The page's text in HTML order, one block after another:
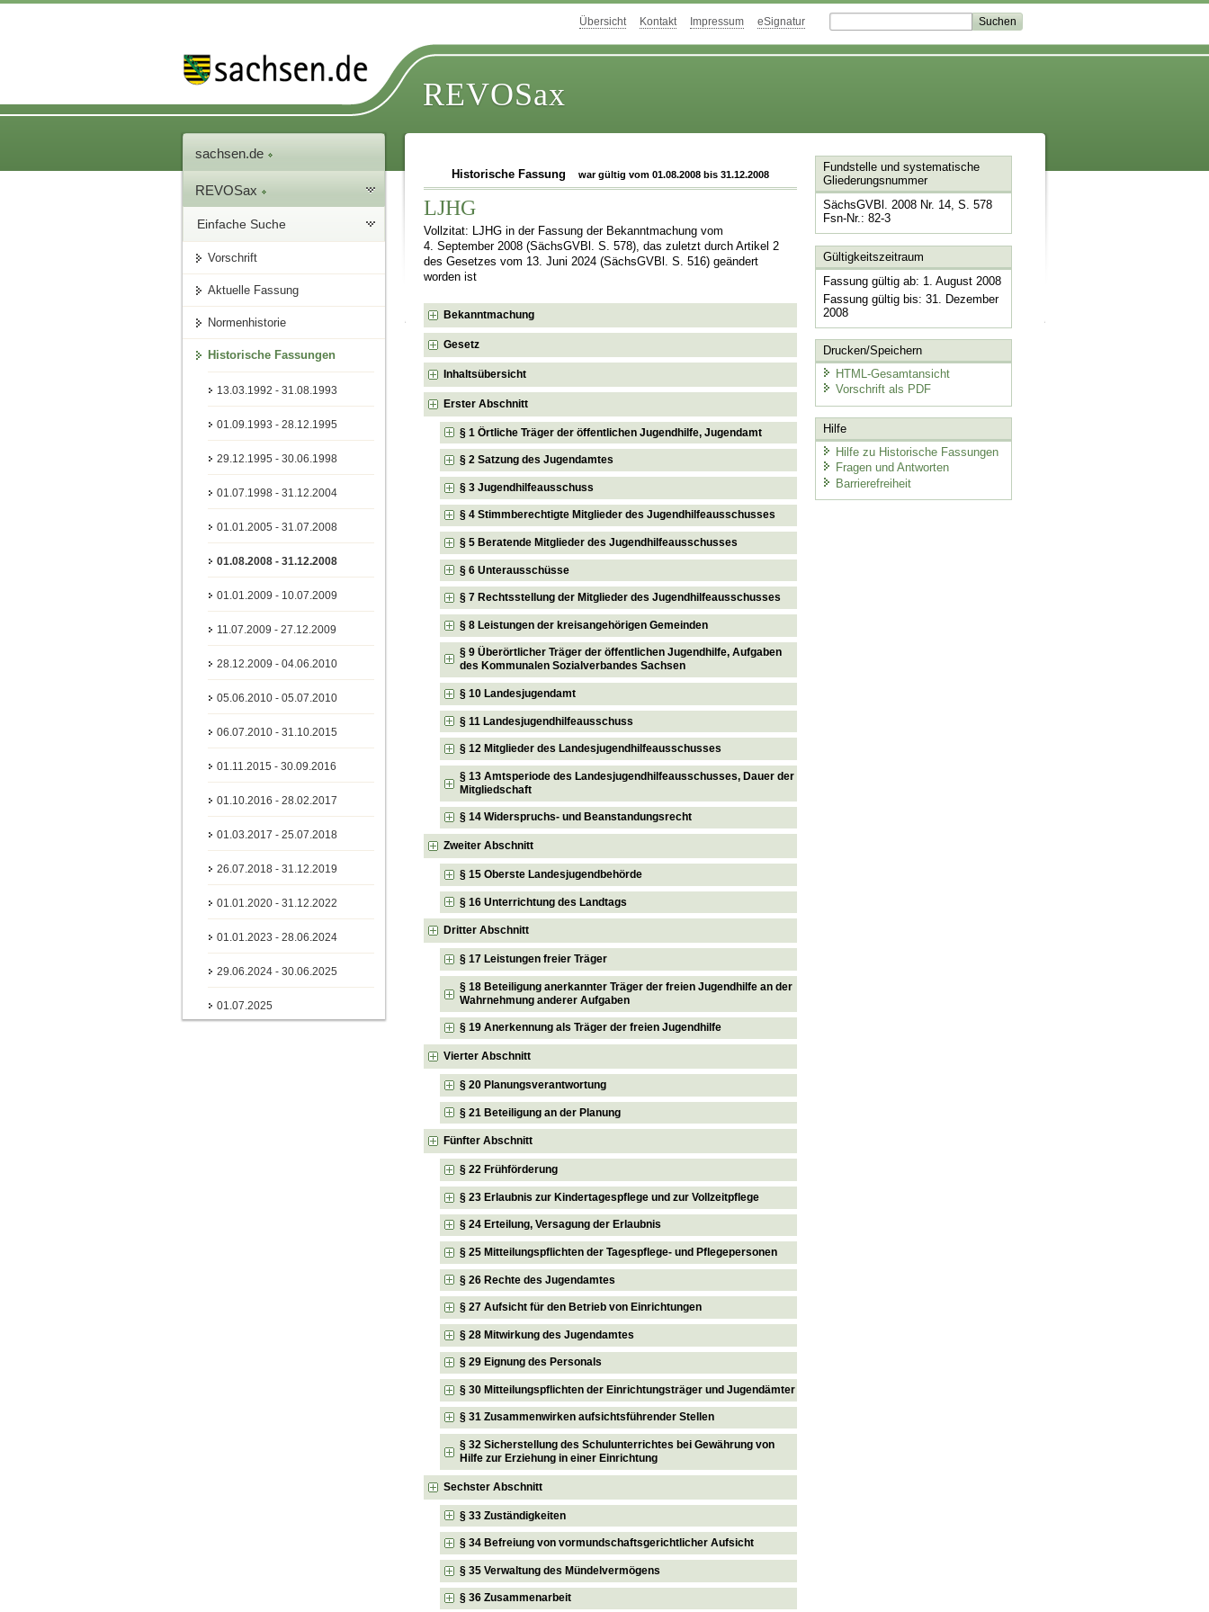
Übersicht Kontakt Impressum eSignatur
REVOSax
sachsen.de
REVOSax
Einfache Suche
Vorschrift
Aktuelle Fassung
Normenhistorie
Historische Fassungen
13.03.1992 - 31.08.1993
01.09.1993 - 28.12.1995
29.12.1995 - 30.06.1998
01.07.1998 - 31.12.2004
01.01.2005 - 31.07.2008
01.08.2008 - 31.12.2008
01.01.2009 - 10.07.2009
11.07.2009 - 27.12.2009
28.12.2009 - 04.06.2010
05.06.2010 - 05.07.2010
06.07.2010 - 31.10.2015
01.11.2015 - 30.09.2016
01.10.2016 - 28.02.2017
01.03.2017 - 25.07.2018
26.07.2018 - 31.12.2019
01.01.2020 - 31.12.2022
01.01.2023 - 28.06.2024
29.06.2024 - 30.06.2025
01.07.2025
Historische Fassung war gültig vom 01.08.2008 bis 31.12.2008
LJHG
Vollzitat: LJHG in der Fassung der Bekanntmachung vom
4. September 2008 (SächsGVBl. S. 578), das zuletzt durch Artikel 2
des Gesetzes vom 13. Juni 2024 (SächsGVBl. S. 516) geändert
worden ist
Bekanntmachung
Gesetz
Inhaltsübersicht
Erster Abschnitt
§ 1 Örtliche Träger der öffentlichen Jugendhilfe, Jugendamt
§ 2 Satzung des Jugendamtes
§ 3 Jugendhilfeausschuss
§ 4 Stimmberechtigte Mitglieder des Jugendhilfeausschusses
§ 5 Beratende Mitglieder des Jugendhilfeausschusses
§ 6 Unterausschüsse
§ 7 Rechtsstellung der Mitglieder des Jugendhilfeausschusses
§ 8 Leistungen der kreisangehörigen Gemeinden
§ 9 Überörtlicher Träger der öffentlichen Jugendhilfe, Aufgaben
des Kommunalen Sozialverbandes Sachsen
§ 10 Landesjugendamt
§ 11 Landesjugendhilfeausschuss
§ 12 Mitglieder des Landesjugendhilfeausschusses
§ 13 Amtsperiode des Landesjugendhilfeausschusses, Dauer der
Mitgliedschaft
§ 14 Widerspruchs- und Beanstandungsrecht
Zweiter Abschnitt
§ 15 Oberste Landesjugendbehörde
§ 16 Unterrichtung des Landtags
Dritter Abschnitt
§ 17 Leistungen freier Träger
§ 18 Beteiligung anerkannter Träger der freien Jugendhilfe an der
Wahrnehmung anderer Aufgaben
§ 19 Anerkennung als Träger der freien Jugendhilfe
Vierter Abschnitt
§ 20 Planungsverantwortung
§ 21 Beteiligung an der Planung
Fünfter Abschnitt
§ 22 Frühförderung
§ 23 Erlaubnis zur Kindertagespflege und zur Vollzeitpflege
§ 24 Erteilung, Versagung der Erlaubnis
§ 25 Mitteilungspflichten der Tagespflege- und Pflegepersonen
§ 26 Rechte des Jugendamtes
§ 27 Aufsicht für den Betrieb von Einrichtungen
§ 28 Mitwirkung des Jugendamtes
§ 29 Eignung des Personals
§ 30 Mitteilungspflichten der Einrichtungsträger und Jugendämter
§ 31 Zusammenwirken aufsichtsführender Stellen
§ 32 Sicherstellung des Schulunterrichtes bei Gewährung von
Hilfe zur Erziehung in einer Einrichtung
Sechster Abschnitt
§ 33 Zuständigkeiten
§ 34 Befreiung von vormundschaftsgerichtlicher Aufsicht
§ 35 Verwaltung des Mündelvermögens
§ 36 Zusammenarbeit
Fundstelle und systematische
Gliederungsnummer
SächsGVBl. 2008 Nr. 14, S. 578
Fsn-Nr.: 82-3
Gültigkeitszeitraum
Fassung gültig ab: 1. August 2008
Fassung gültig bis: 31. Dezember
2008
Drucken/Speichern
HTML-Gesamtansicht
Vorschrift als PDF
Hilfe
Hilfe zu Historische Fassungen
Fragen und Antworten
Barrierefreiheit